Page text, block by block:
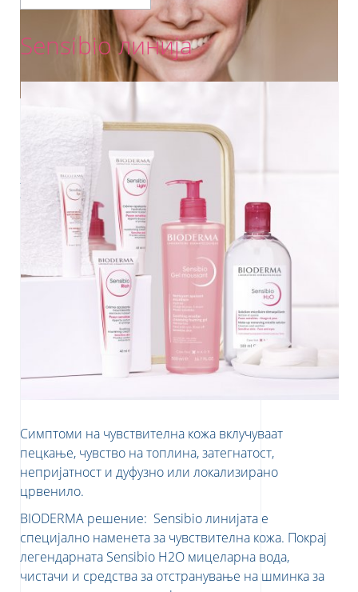
СЕ ВО ВРСКА СО ЦРВЕНИЛОТО
Црвенилото на лицето кое станува трајно може да биде
знак на купероза или розацеа. Еве сè што треба да знаете за
овие две кожни болести со кои е предизвик да се живее.
Sensibio линија
Симптоми на чувствителна кожа вклучуваат
пецкање, чувство на топлина, затегнатост,
непријатност и дуфузно или локализирано
црвенило.
BIODERMA решение: Sensibio линијата е
специјално наменета за чувствителна кожа. Покрај
легендарната Sensibio H2O мицеларна вода,
чистачи и средства за отстранување на шминка за